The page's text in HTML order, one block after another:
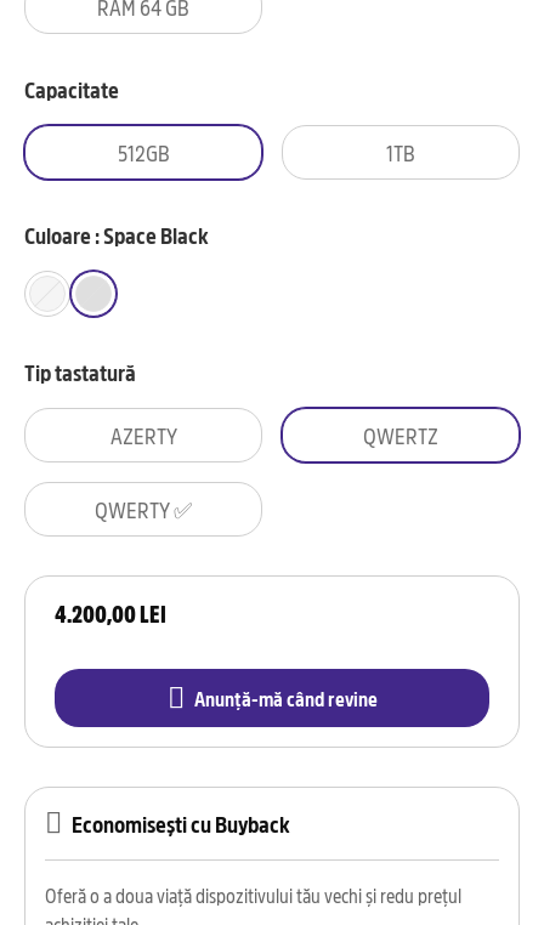
4.200,00 LEI
Anunță-mă când revine
RAM 64 GB
Capacitate
512GB 1TB
Culoare : Space Black
Tip tastatură
AZERTY QWERTZ
QWERTY ✅
Economisești cu Buyback
Oferă o a doua viață dispozitivului tău vechi și redu prețul